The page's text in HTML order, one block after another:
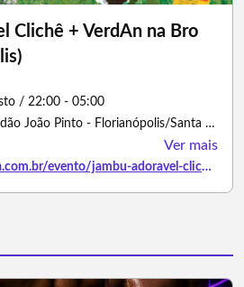
Clichê + VerdAn na Bro
/ 22:00 - 05:00
Bro Cave Pub, Calçadão João Pinto - Florianópolis/Santa Catarina
Ver mais
https://www.sympla.com.br/evento/jambu-adoravel-cliche-verdan-na-bro-cave-florianopolis/3482371